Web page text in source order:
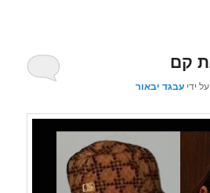
על ידיעבגד יבאור